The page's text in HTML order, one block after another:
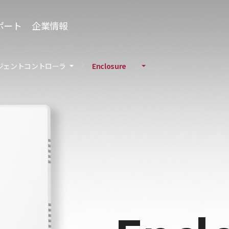
ート 企業情報
ェントコントローラ Enclosure